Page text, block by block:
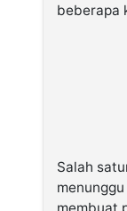
beberapa
Salah